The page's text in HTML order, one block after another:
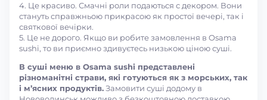
4. Це красиво. Смачні роли подаються с декором. Вони
стануть справжньою прикрасою як простої вечері, так і
святкової вечірки.
5. Це не дорого. Якщо ви робите замовлення в Osama
sushi, то ви приємно здивуєтесь низькою ціною суші.
В суші меню в Osama sushi представлені
різноманітні страви, які готуються як з морських, так
і м’ясних продуктів.Замовити суші додому в